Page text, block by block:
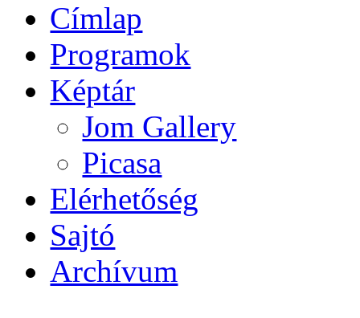
Címlap
Programok
Képtár
Jom Gallery
Picasa
Elérhetőség
Sajtó
Archívum